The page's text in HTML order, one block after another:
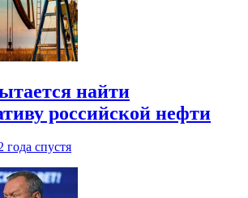
найти
российской нефти
года спустя